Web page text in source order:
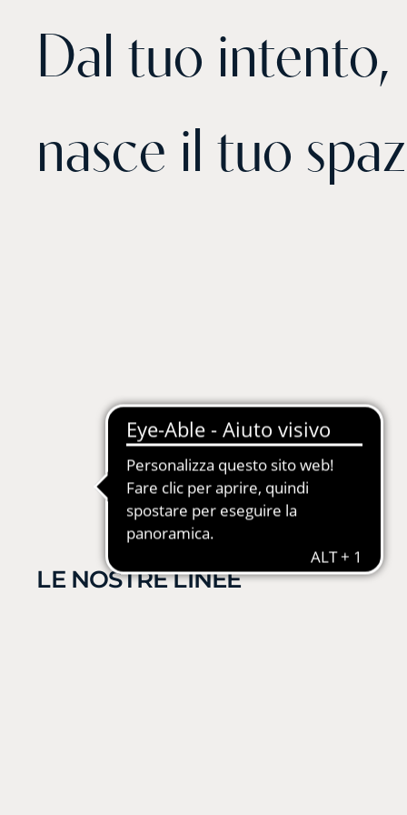
Dal tuo intento,
nasce il tuo spaz
LE NOSTRE LINEE